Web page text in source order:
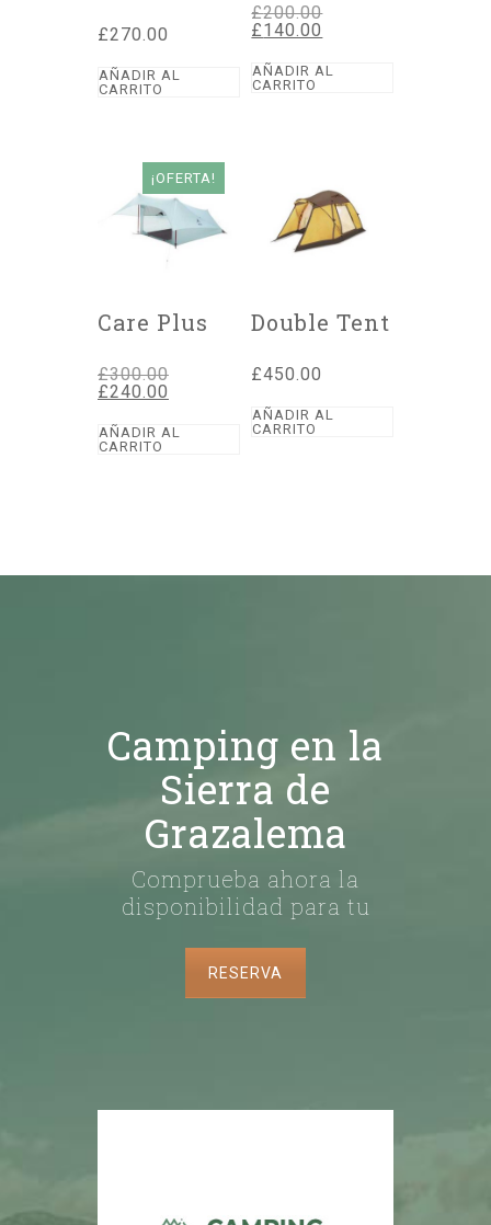
£270.00
AÑADIR AL
CARRITO
£200.00El
era:
£200.00.
£140.00
actual
es:
AÑADIR AL
CARRITO
¡OFERTA!
Care Plus
£300.00El
era:
£300.00.
£240.00
actual
es:
AÑADIR AL
CARRITO
Double Tent
£450.00
AÑADIR AL
CARRITO
Camping en la
Sierra de
Grazalema
Comprueba ahora la
disponibilidad para tu
RESERVA